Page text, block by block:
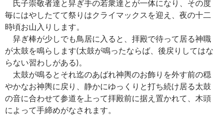
氏子崇敬者達と舁ぎ手の若衆達とが一体になり、その度
毎にはやしたてて祭りはクライマックスを迎え、夜の十二
時頃お山入りします。
舁ぎ棒が少しでも鳥居に入ると、拝殿で待って居る神職
が太鼓を鳴らします(太鼓が鳴ったならば、後戻りしてはな
らない習わしがある)。
太鼓が鳴るとそれ迄のあばれ神輿のお飾りを外す前の穏
やかなお神輿に戻り、静かにゆっくりと打ち続け居る太鼓
の音に合わせて参道を上って拝殿前に据え置かれて、木頭
によって手締めがなされます。